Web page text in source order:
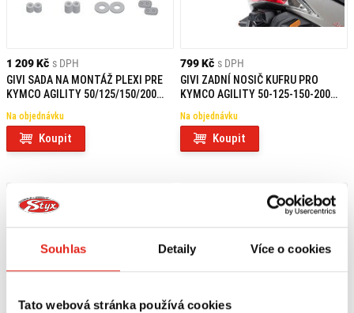
Souhlas Detaily Více o cookies
Tato webová stránka používá cookies
1 209 Kč s DPH
GIVI SADA NA MONTÁŽ PLEXI PRE
KYMCO AGILITY 50/125/150/200
Na objednávku
Koupit
799 Kč s DPH
GIVI ZADNÍ NOSIČ KUFRU PRO
KYMCO AGILITY 50-125-150-200
Na objednávku
Koupit